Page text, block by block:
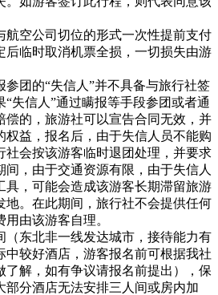
空公司切位的形式一次性提前支付
后临时取消机票全损，一切损失由游
团的“失信人”并不具备与旅行社签
失信人”通过瞒报等手段参团或者通
偿的，旅游社可以宣告合同无效，并
权益，报名后，由于失信人员不能购
社会按该游客临时退团处理，并要求
，由于交通资源有限，由于失信人
具，可能会造成该游客长期滞留旅游
地。在此期间，旅行社不会提供任何
由该游客自理。
（东北非一线发达城市，接待能力有
中较好酒店，游客报名前可根据我社
了解，如有争议请报名前提出），保
部分酒店无法安排三人间或房内加